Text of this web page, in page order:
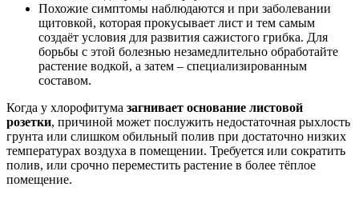
Похожие симптомы наблюдаются и при заболевании
щитовкой, которая прокусывает лист и тем самым
создаёт условия для развития сажистого грибка. Для
борьбы с этой болезнью незамедлительно обработайте
растение водкой, а затем – специализированным
составом.
Когда у хлорофитума загнивает основание листовой
розетки, причиной может послужить недостаточная рыхлость
грунта или слишком обильный полив при достаточно низких
температурах воздуха в помещении. Требуется или сократить
полив, или срочно переместить растение в более тёплое
помещение.